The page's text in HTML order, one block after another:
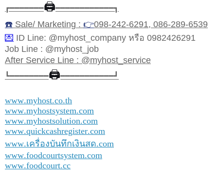
┏━━━━━━━🖨️━━━━━━━━━━━━┓
☎️ Sale/ Marketing : 👉098-242-6291, 086-289-6539
💌 ID Line: @myhost_company หรือ 0982426291
Job Line : @myhost_job
After Service Line : @myhost_service
┗━━━━━━━━🖨️━━━━━━━━━━━┛
www.myhost.co.th
www.myhostsystem.com
www.myhostsolution.com
www.quickcashregister.com
www.เครื่องบันทึกเงินสด.com
www.foodcourtsystem.com
www.foodcourt.cc